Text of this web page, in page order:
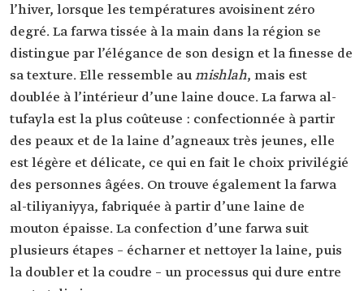
l’hiver, lorsque les températures avoisinent zéro
degré. La farwa tissée à la main dans la région se
distingue par l’élégance de son design et la finesse de
sa texture. Elle ressemble aumishlah, mais est
doublée à l’intérieur d’une laine douce. La farwa al-
tufayla est la plus coûteuse : confectionnée à partir
des peaux et de la laine d’agneaux très jeunes, elle
est légère et délicate, ce qui en fait le choix privilégié
des personnes âgées. On trouve également la farwa
al-tiliyaniyya, fabriquée à partir d’une laine de
mouton épaisse. La confection d’une farwa suit
plusieurs étapes – écharner et nettoyer la laine, puis
la doubler et la coudre – un processus qui dure entre